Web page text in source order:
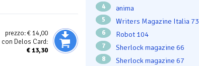
prezzo:€ 14,00
con Delos Card:
€13,30
4 ənima
5 Writers Magazine Italia 73
6 Robot 104
7 Sherlock magazine 66
8 Sherlock magazine 67